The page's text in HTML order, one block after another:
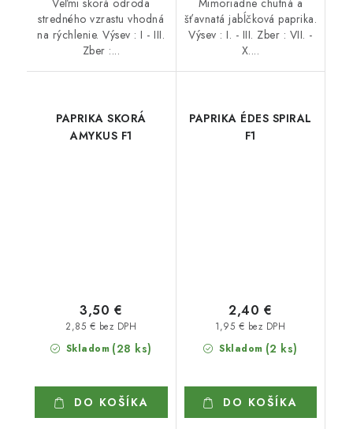
Veľmi skorá odroda
stredného vzrastu vhodná
na rýchlenie. Výsev : I - III.
Zber :...
Mimoriadne chutná a
šťavnatá jabĺčková paprika.
Výsev : I. - III. Zber : VII. -
X....
PAPRIKA SKORÁ
AMYKUS F1
Skladom (28 ks)
2,85 € bez DPH
3,50 €
DO KOŠÍKA
PAPRIKA ÉDES SPIRAL
F1
Skladom (2 ks)
1,95 € bez DPH
2,40 €
DO KOŠÍKA